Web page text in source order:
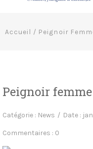
Accueil / Peignoir
Peignoir
Catégorie : News Date :
Commentaires : 0